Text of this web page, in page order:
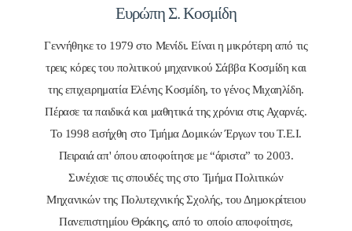
Ευρώπη Σ. Κοσμίδη
Γεννήθηκε το 1979 στο Μενίδι. Είναι η μικρότερη από τις
τρεις κόρες του πολιτικού μηχανικού Σάββα Κοσμίδη και
της επιχειρηματία Ελένης Κοσμίδη, το γένος Μιχαηλίδη.
Πέρασε τα παιδικά και μαθητικά της χρόνια στις Αχαρνές.
Το 1998 εισήχθη στο Τμήμα Δομικών Έργων του Τ.Ε.Ι.
Πειραιά απ' όπου αποφοίτησε με “άριστα” το 2003.
Συνέχισε τις σπουδές της στο Τμήμα Πολιτικών
Μηχανικών της Πολυτεχνικής Σχολής, του Δημοκρίτειου
Πανεπιστημίου Θράκης, από το οποίο αποφοίτησε,